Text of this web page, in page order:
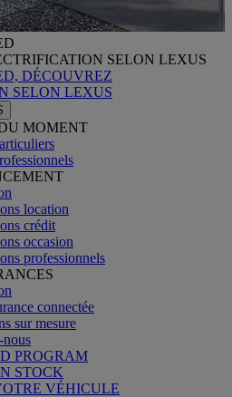
SELON LEXUS
DÉCOUVREZ
SELON LEXUS
MOMENT
location
crédit
occasion
professionnels
connectée
sur mesure
nous
PROGRAM
STOCK
VÉHICULE